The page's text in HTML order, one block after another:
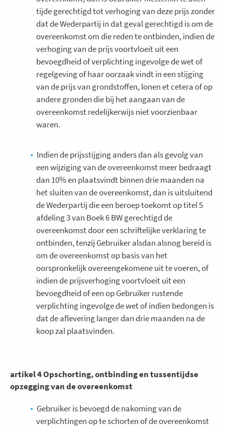
tijde gerechtigd tot verhoging van deze prijs zonder
dat de Wederpartij in dat geval gerechtigd is om de
overeenkomst om die reden te ontbinden, indien de
verhoging van de prijs voortvloeit uit een
bevoegdheid of verplichting ingevolge de wet of
regelgeving of haar oorzaak vindt in een stijging
van de prijs van grondstoffen, lonen et cetera of op
andere gronden die bij het aangaan van de
overeenkomst redelijkerwijs niet voorzienbaar
waren.
Indien de prijsstijging anders dan als gevolg van
een wijziging van de overeenkomst meer bedraagt
dan 10% en plaatsvindt binnen drie maanden na
het sluiten van de overeenkomst, dan is uitsluitend
de Wederpartij die een beroep toekomt op titel 5
afdeling 3 van Boek 6 BW gerechtigd de
overeenkomst door een schriftelijke verklaring te
ontbinden, tenzij Gebruiker alsdan alsnog bereid is
om de overeenkomst op basis van het
oorspronkelijk overeengekomene uit te voeren, of
indien de prijsverhoging voortvloeit uit een
bevoegdheid of een op Gebruiker rustende
verplichting ingevolge de wet of indien bedongen is
dat de aflevering langer dan drie maanden na de
koop zal plaatsvinden.
artikel 4 Opschorting, ontbinding en tussentijdse
opzegging van de overeenkomst
Gebruiker is bevoegd de nakoming van de
verplichtingen op te schorten of de overeenkomst